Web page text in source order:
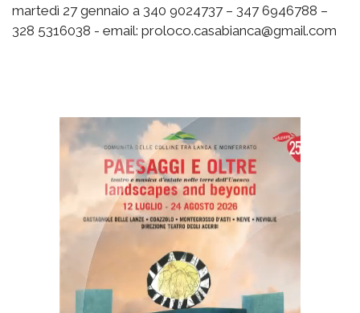
martedì 27 gennaio a 340 9024737 – 347 6946788 –
328 5316038 - email: proloco.casabianca@gmail.com